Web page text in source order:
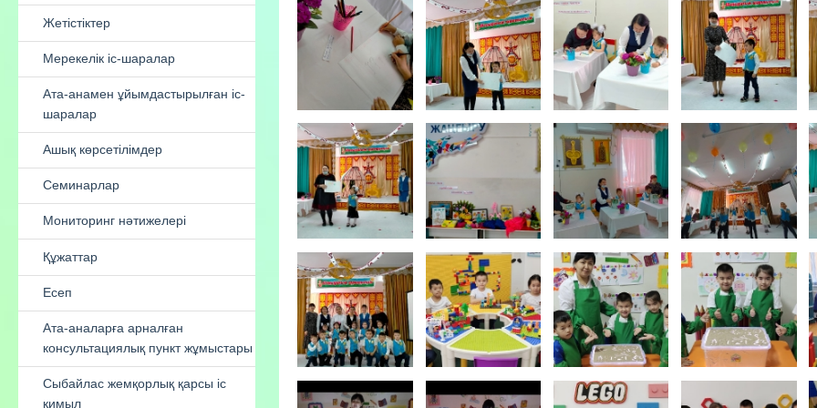
Үздік мектепке дейінгі ұйым -2022
Жетістіктер
Мерекелік іс-шаралар
Ата-анамен ұйымдастырылған іс-
шаралар
Ашық көрсетілімдер
Семинарлар
Мониторинг нәтижелері
Құжаттар